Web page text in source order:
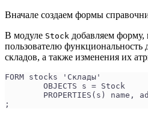
Вначале создаем формы
В модуле Stock добавляем
пользователю функциональность
складов, а также изменения их
FORM stocks 'Склады'
	OBJECTS s = Stock
PROPERTIES(s) name,
;